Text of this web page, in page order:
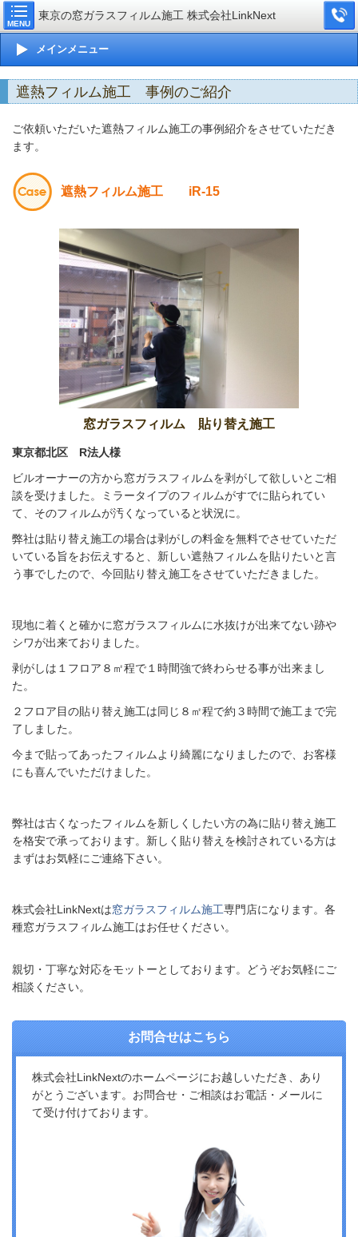
MENU
東京の窓ガラスフィルム施工 株式会社LinkNext
メインメニュー
遮熱フィルム施工 事例のご紹介
ご依頼いただいた遮熱フィルム施工の事例紹介をさせていただき
ます。
遮熱フィルム施工 iR-15
窓ガラスフィルム 貼り替え施工
東京都北区 R法人様
ビルオーナーの方から窓ガラスフィルムを剥がして欲しいとご相
談を受けました。ミラータイプのフィルムがすでに貼られてい
て、そのフィルムが汚くなっていると状況に。
弊社は貼り替え施工の場合は剥がしの料金を無料でさせていただ
いている旨をお伝えすると、新しい遮熱フィルムを貼りたいと言
う事でしたので、今回貼り替え施工をさせていただきました。
現地に着くと確かに窓ガラスフィルムに水抜けが出来てない跡や
シワが出来ておりました。
剥がしは１フロア８㎡程で１時間強で終わらせる事が出来まし
た。
２フロア目の貼り替え施工は同じ８㎡程で約３時間で施工まで完
了しました。
今まで貼ってあったフィルムより綺麗になりましたので、お客様
にも喜んでいただけました。
弊社は古くなったフィルムを新しくしたい方の為に貼り替え施工
を格安で承っております。新しく貼り替えを検討されている方は
まずはお気軽にご連絡下さい。
株式会社LinkNextは窓ガラスフィルム施工専門店になります。各
種窓ガラスフィルム施工はお任せください。
親切・丁寧な対応をモットーとしております。どうぞお気軽にご
相談ください。
お問合せはこちら
株式会社LinkNextのホームページにお越しいただき、あり
がとうございます。お問合せ・ご相談はお電話・メールに
て受け付けております。